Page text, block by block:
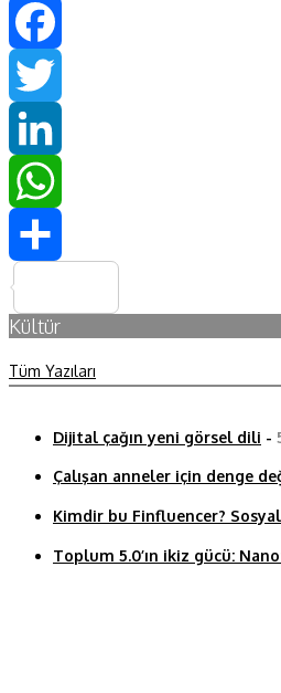
Facebook
Twitter
LinkedIn
WhatsApp
Kültür
Tüm Yazıları
Dijital çağın yeni görsel dili -
Çalışan anneler için denge
Kimdir bu Finfluencer?
Toplum 5.0’ın ikiz gücü: